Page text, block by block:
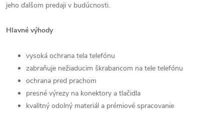
jeho ďalšom predaji v budúcnosti.
Hlavné výhody
vysoká ochrana tela telefónu
zabraňuje nežiaducim škrabancom na tele telefónu
ochrana pred prachom
presné výrezy na konektory a tlačidla
kvalitný odolný materiál a prémiové spracovanie